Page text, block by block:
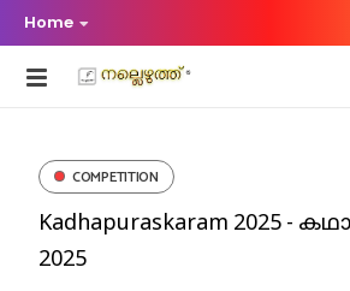
Home
COMPETITION
Kadhapuraskaram 2025 -
2025